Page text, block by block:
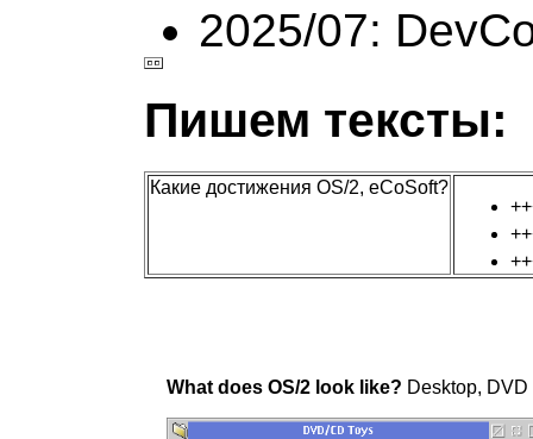
2025/07:
Пишем тексты:
Какие достижения OS/2, eCoSoft?
What does OS/2 look like? Desktop,